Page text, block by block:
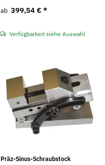
ab 399,54 € *
Verfügbarkeit siehe Auswahl
Präz-Sinus-Schraubstock